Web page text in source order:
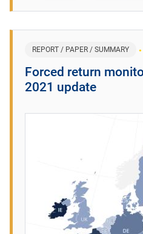
REPORT / PAPER / SUMMARY
Forced return
2021 update